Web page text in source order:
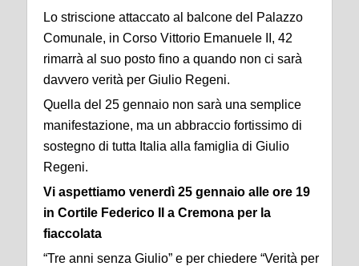
Lo striscione attaccato al balcone del Palazzo
Comunale, in Corso Vittorio Emanuele II, 42
rimarrà al suo posto fino a quando non ci sarà
davvero verità per Giulio Regeni.
Quella del 25 gennaio non sarà una semplice
manifestazione, ma un abbraccio fortissimo di
sostegno di tutta Italia alla famiglia di Giulio
Regeni.
Vi aspettiamo venerdì 25 gennaio alle ore 19
in Cortile Federico II a Cremona per la
fiaccolata
“Tre anni senza Giulio” e per chiedere “Verità per